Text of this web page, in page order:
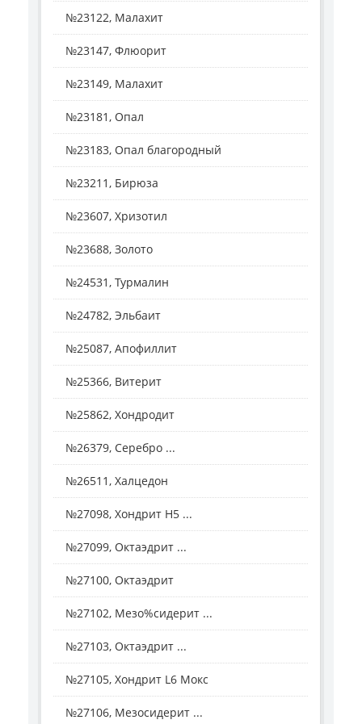
№23122, Малахит
№23147, Флюорит
№23149, Малахит
№23181, Опал
№23183, Опал благородный
№23211, Бирюза
№23607, Хризотил
№23688, Золото
№24531, Турмалин
№24782, Эльбаит
№25087, Апофиллит
№25366, Витерит
№25862, Хондродит
№26379, Серебро ...
№26511, Халцедон
№27098, Хондрит H5 ...
№27099, Октаэдрит ...
№27100, Октаэдрит
№27102, Мезо%сидерит ...
№27103, Октаэдрит ...
№27105, Хондрит L6 Мокс
№27106, Мезосидерит ...